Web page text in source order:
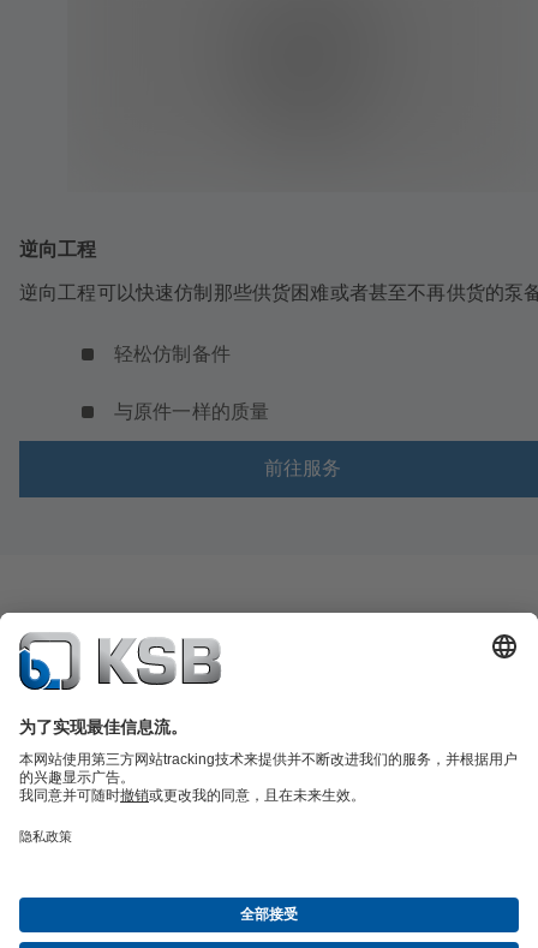
逆向工程
逆向工程可以快速仿制那些供货困难或者甚至不再供货的泵
轻松仿制备件
与原件一样的质量
前往服务
产品目录备件凯士比技术服务购物车软件与技术知识